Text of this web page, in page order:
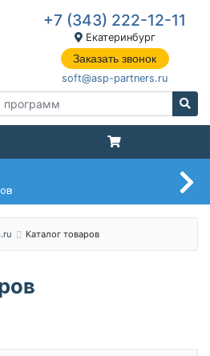
+7 (343) 222-12-11
Екатеринбург
Заказать звонок
soft@asp-partners.ru
Каталог товаров